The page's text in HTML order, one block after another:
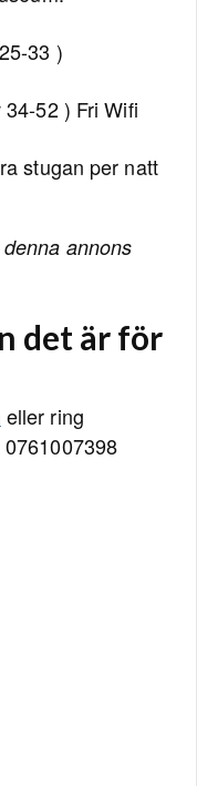
33 )
52 ) Fri Wifi
stugan per natt
annons
det är för
eller ring